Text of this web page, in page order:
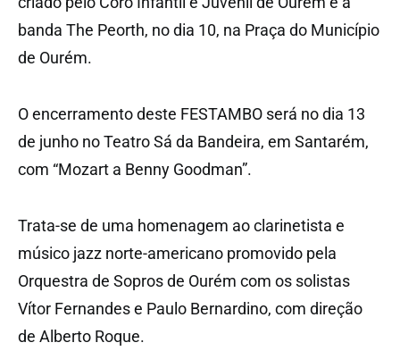
banda The Peorth, no dia 10, na Praça do Município
de Ourém.
O encerramento deste FESTAMBO será no dia 13
de junho no Teatro Sá da Bandeira, em Santarém,
com “Mozart a Benny Goodman”.
Trata-se de uma homenagem ao clarinetista e
músico jazz norte-americano promovido pela
Orquestra de Sopros de Ourém com os solistas
Vítor Fernandes e Paulo Bernardino, com direção
de Alberto Roque.